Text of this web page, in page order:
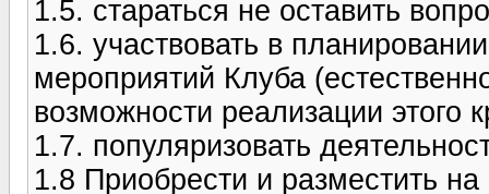
1.5. стараться не оставить
1.6. участвовать в
мероприятий Клуба
возможности реализации этого
1.7. популяризовать
1.8 Приобрести и разместить